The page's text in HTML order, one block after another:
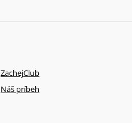
ZachejClub
Náš príbeh